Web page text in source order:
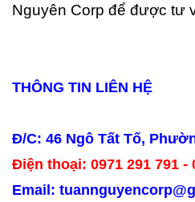
Nguyên Corp để được tư
THÔNG TIN LIÊN HỆ
Đ/C: 46 Ngô Tất Tố,
Điện thoại: 0971 291 791 -
Email: